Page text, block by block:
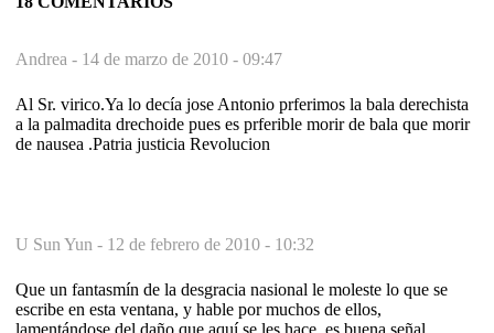
Andrea - 14 de marzo de 2010 - 09:47
Al Sr. virico.Ya lo decía jose Antonio prferimos la bala derechista
a la palmadita drechoide pues es prferible morir de bala que morir
de nausea .Patria justicia Revolucion
U Sun Yun - 12 de febrero de 2010 - 10:32
Que un fantasmín de la desgracia nasional le moleste lo que se
escribe en esta ventana, y hable por muchos de ellos,
lamentándose del daño que aquí se les hace, es buena señal.